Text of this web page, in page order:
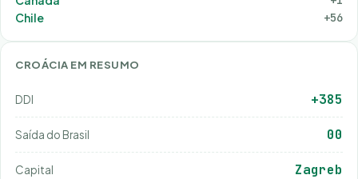
Chile
+56
CROÁCIA EM RESUMO
DDI +385
Saída do Brasil 00
Capital Zagreb